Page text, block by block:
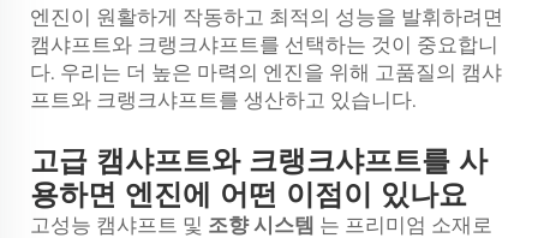
엔진이 원활하게 작동하고 최적의 성능을 발휘하려면
캠샤프트와 크랭크샤프트를 선택하는 것이 중요합니
다. 우리는 더 높은 마력의 엔진을 위해 고품질의 캠샤
프트와 크랭크샤프트를 생산하고 있습니다.
고급 캠샤프트와 크랭크샤프트를 사
용하면 엔진에 어떤 이점이 있나요
고성능 캠샤프트 및 조향 시스템 는 프리미엄 소재로